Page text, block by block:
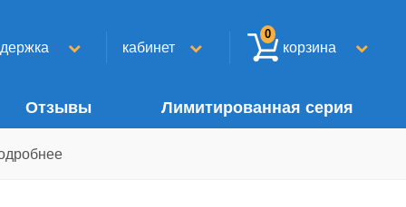
кабинет корзина
0
Отзывы Лимитированная серия